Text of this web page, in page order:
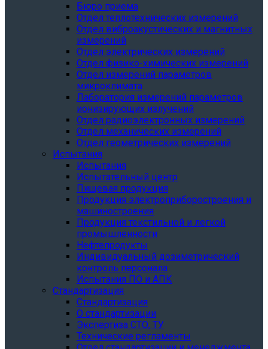
Бюро приема
Отдел теплотехнических измерений
Отдел виброакустических и магнитных
измерений
Отдел электрических измерений
Отдел физико-химических измерений
Отдел измерений параметров
микроклимата
Лаборатория измерений параметров
ионизирующих излучений
Отдел радиоэлектронных измерений
Отдел механических измерений
Отдел геометрических измерений
Испытания
Испытания
Испытательный центр
Пищевая продукция
Продукция электроприборостроения и
машиностроения
Продукция текстильной и легкой
промышленности
Нефтепродукты
Индивидуальный дозиметрический
контроль персонала
Испытания ПО и АПК
Стандартизация
Стандартизация
О стандартизации
Экспертиза СТО, ТУ
Технические регламенты